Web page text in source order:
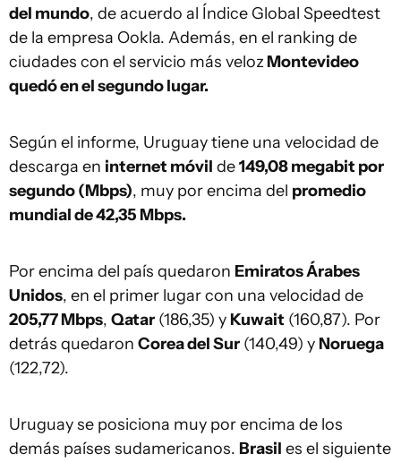
del mundo, de acuerdo al Índice Global Speedtest
de la empresa Ookla. Además, en el ranking de
ciudades con el servicio más veloz Montevideo
quedó en el segundo lugar.
Según el informe, Uruguay tiene una velocidad de
descarga en internet móvil de149,08 megabit por
segundo (Mbps), muy por encima del promedio
mundial de 42,35 Mbps.
Por encima del país quedaron Emiratos Árabes
Unidos, en el primer lugar con una velocidad de
205,77 Mbps, Qatar (186,35) y Kuwait (160,87). Por
detrás quedaron Corea del Sur (140,49) y Noruega
(122,72).
Uruguay se posiciona muy por encima de los
demás países sudamericanos. Brasil es el siguiente